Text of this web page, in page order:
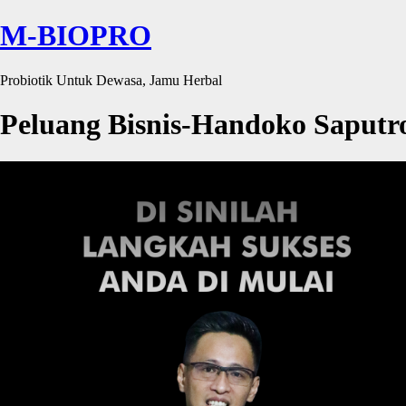
M-BIOPRO
Probiotik Untuk Dewasa, Jamu Herbal
Peluang Bisnis-Handoko